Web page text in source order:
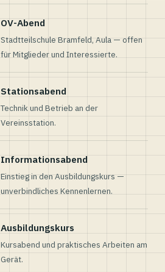
OV-Abend
Stadtteilschule Bramfeld, Aula — offen
für Mitglieder und Interessierte.
Stationsabend
Technik und Betrieb an der
Vereinsstation.
Informationsabend
Einstieg in den Ausbildungskurs —
unverbindliches Kennenlernen.
Ausbildungskurs
Kursabend und praktisches Arbeiten am
Gerät.